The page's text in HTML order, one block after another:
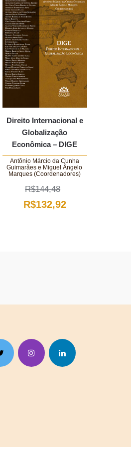
Direito Internacional e
Globalização
Econômica – DIGE
Antônio Márcio da Cunha
Guimarães e Miguel Ângelo
Marques (Coordenadores)
R$144,48
O
R$132,92O